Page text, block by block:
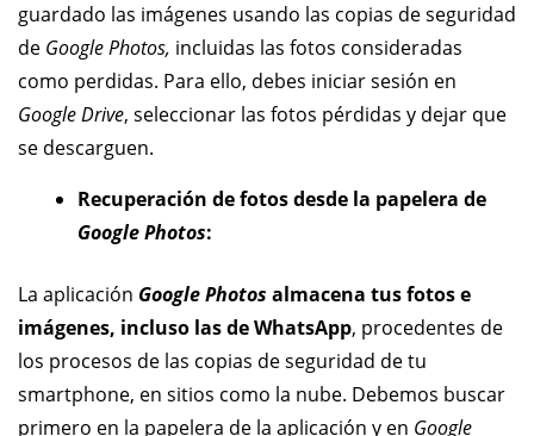
guardado las imágenes usando las copias de seguridad
de Google Photos, incluidas las fotos consideradas
como perdidas. Para ello, debes iniciar sesión en
Google Drive, seleccionar las fotos pérdidas y dejar que
se descarguen.
Recuperación de fotos desde la papelera de
Google Photos:
La aplicación Google Photos almacena tus fotos e
imágenes, incluso las de WhatsApp, procedentes de
los procesos de las copias de seguridad de tu
smartphone, en sitios como la nube. Debemos buscar
primero en la papelera de la aplicación y en Google